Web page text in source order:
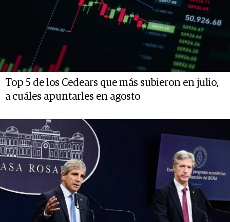
Top 5 de los Cedears que más subieron en julio,
a cuáles apuntarles en agosto